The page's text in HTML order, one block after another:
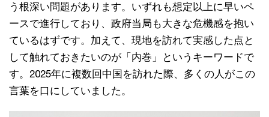
う根深い問題があります。いずれも想定以上に早いペ
ースで進行しており、政府当局も大きな危機感を抱い
ているはずです。加えて、現地を訪れて実感した点と
して触れておきたいのが「内巻」というキーワードで
す。2025年に複数回中国を訪れた際、多くの人がこの
言葉を口にしていました。